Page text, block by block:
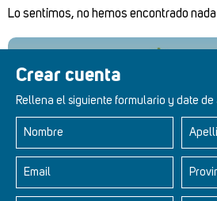
Crear cuenta
Rellena el siguiente formulario y date
Nombre
Email
Lo sentimos, no hemos encontrado
Retablos Renacentistas